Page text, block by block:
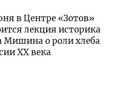
в Центре «Зотов»
лекция историка
Мишина о роли хлеба
XX века